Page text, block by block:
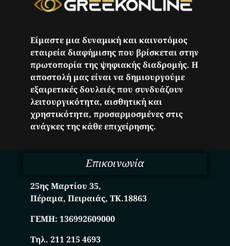
Είμαστε μια δυναμική και καινοτόμος
εταιρεία διαφήμισης που βρίσκεται στην
πρωτοπορία της ψηφιακής διαδρομής. Η
αποστολή μας είναι να δημιουργούμε
εξαιρετικές δουλειές που συνδυάζουν
λειτουργικότητα, αισθητική και
χρηστικότητα, προσαρμοσμένες στις
ανάγκες της κάθε επιχείρησης.
Επικοινωνία
25ης Μαρτίου 35,
Πέραμα, Πειραιάς, ΤΚ.18863
ΓΕΜΗ:136992609000
Τηλ. 211 215 4693